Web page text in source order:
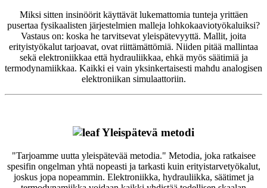
Miksi sitten insinöörit käyttävät lukemattomia tunteja yrittäen
pusertaa fysikaalisten järjestelmien malleja lohkokaaviotyökaluiksi?
Vastaus on: koska he tarvitsevat yleispätevyyttä. Mallit, joita
erityistyökalut tarjoavat, ovat riittämättömiä. Niiden pitää mallintaa
sekä elektroniikkaa että hydrauliikkaa, ehkä myös säätimiä ja
termodynamiikkaa. Kaikki ei vain yksinkertaisesti mahdu analogisen
elektroniikan simulaattoriin.
Yleispätevä metodi
"Tarjoamme uutta yleispätevää metodia." Metodia, joka ratkaisee
spesifin ongelman yhtä nopeasti ja tarkasti kuin erityistarvetyökalut,
joskus jopa nopeammin. Elektroniikka, hydrauliikka, säätimet ja